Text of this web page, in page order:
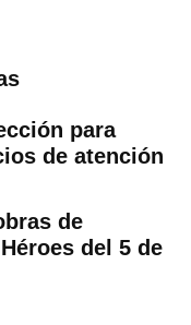
para
de atención
de
del 5 de